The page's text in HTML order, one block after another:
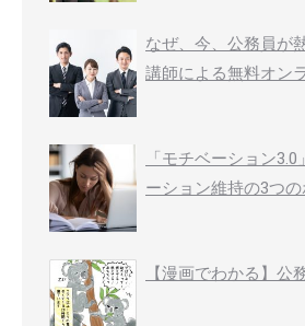
なぜ、今、公務員が
講師による無料オン
「モチベーション
ーション維持の3つの
【漫画でわかる】公